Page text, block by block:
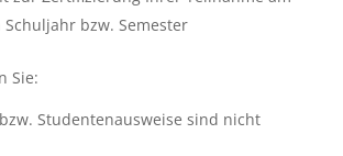
bzw. Semester
Sie:
Studentenausweise sind nicht